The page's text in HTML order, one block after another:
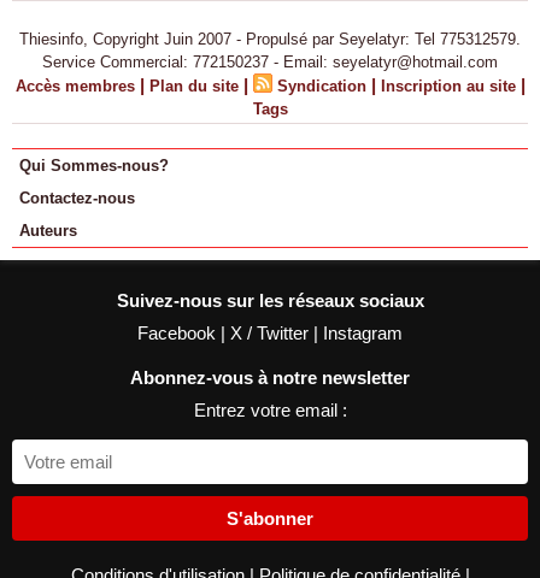
Thiesinfo, Copyright Juin 2007 - Propulsé par Seyelatyr: Tel 775312579.
Service Commercial: 772150237 - Email: seyelatyr@hotmail.com
Accès membres | Plan du site | Syndication | Inscription au site |
Tags
Qui Sommes-nous?
Contactez-nous
Auteurs
Suivez-nous sur les réseaux sociaux
Facebook | X / Twitter | Instagram
Abonnez-vous à notre newsletter
Entrez votre email :
S'abonner